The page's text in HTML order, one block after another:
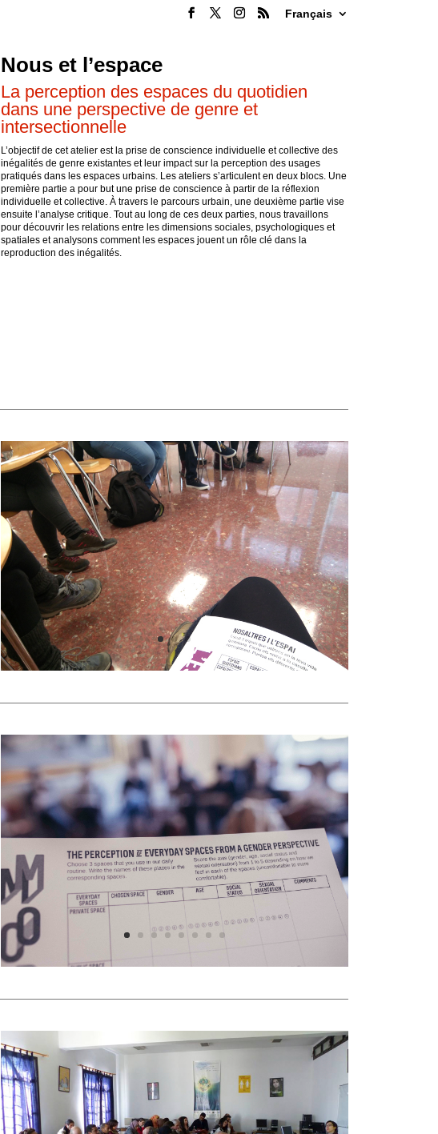
Français
Nous et l’espace
La perception des espaces du quotidien
dans une perspective de genre et
intersectionnelle
L’objectif de cet atelier est la prise de conscience individuelle et collective des
inégalités de genre existantes et leur impact sur la perception des usages
pratiqués dans les espaces urbains. Les ateliers s’articulent en deux blocs. Une
première partie a pour but une prise de conscience à partir de la réflexion
individuelle et collective. À travers le parcours urbain, une deuxième partie vise
ensuite l’analyse critique. Tout au long de ces deux parties, nous travaillons
pour découvrir les relations entre les dimensions sociales, psychologiques et
spatiales et analysons comment les espaces jouent un rôle clé dans la
reproduction des inégalités.